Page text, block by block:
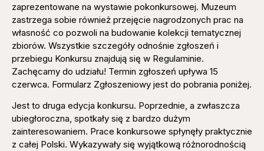
zaprezentowane na wystawie pokonkursowej. Muzeum
zastrzega sobie również przejęcie nagrodzonych prac na
własność co pozwoli na budowanie kolekcji tematycznej
zbiorów. Wszystkie szczegóły odnośnie zgłoszeń i
przebiegu Konkursu znajdują się w Regulaminie.
Zachęcamy do udziału! Termin zgłoszeń upływa 15
czerwca. Formularz Zgłoszeniowy jest do pobrania poniżej.
Jest to druga edycja konkursu. Poprzednie, a zwłaszcza
ubiegłoroczna, spotkały się z bardzo dużym
zainteresowaniem. Prace konkursowe spłynęły praktycznie
z całej Polski. Wykazywały się wyjątkową różnorodnością